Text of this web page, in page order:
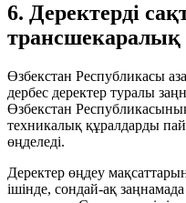
6. Деректерді
трансшекаралық
Өзбекстан Республикасы
дербес деректер туралы
Өзбекстан
техникалық құралдарды
өңделеді.
Деректер өңдеу
ішінде, сондай-ақ